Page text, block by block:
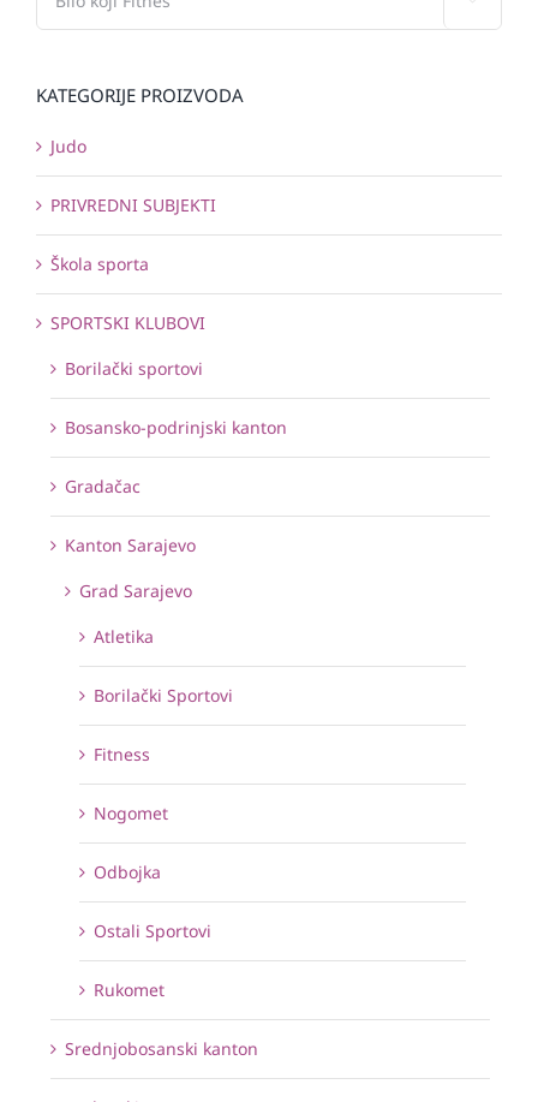
KATEGORIJE PROIZVODA
Judo
PRIVREDNI SUBJEKTI
Škola sporta
SPORTSKI KLUBOVI
Borilački sportovi
Bosansko-podrinjski kanton
Gradačac
Kanton Sarajevo
Grad Sarajevo
Atletika
Borilački Sportovi
Fitness
Nogomet
Odbojka
Ostali Sportovi
Rukomet
Srednjobosanski kanton